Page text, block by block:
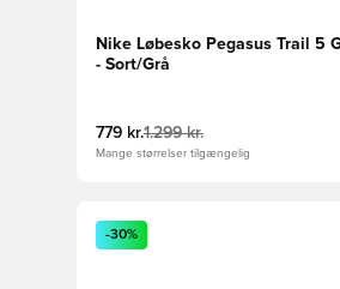
Nike Løbesko Pegasus Trail 5
- Sort/Grå
779 kr.1.299 kr.
Mange størrelser tilgængelig
Åbner en Modal til at logge
-30%